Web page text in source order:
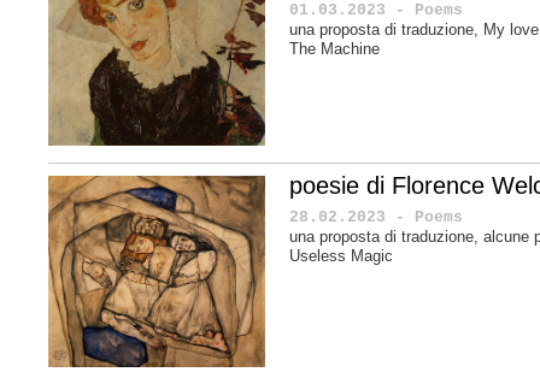
01.03.2023 - Poems
una proposta di traduzione, My
The Machine
poesie di Florence
28.02.2023 - Poems
una proposta di traduzione, alcune
Useless Magic